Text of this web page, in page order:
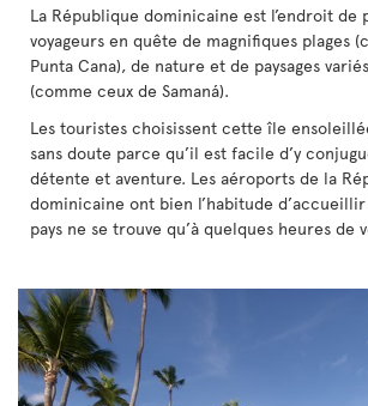
La République dominicaine est l’endroit
voyageurs en quête de magnifiques plages
Punta Cana), de nature et de paysages
(comme ceux de Samaná).
Les touristes choisissent cette île
sans doute parce qu’il est facile d’y
détente et aventure. Les aéroports de la
dominicaine ont bien l’habitude
pays ne se trouve qu’à quelques heures de